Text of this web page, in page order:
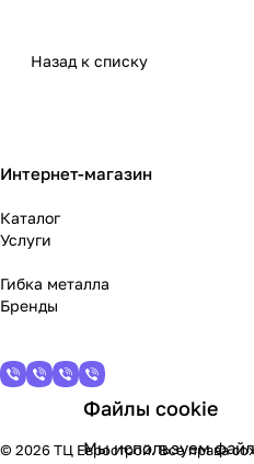
Назад к списку
Интернет-магазин
Каталог
Услуги
Гибка металла
Бренды
© 2026 ТЦ Еврострой. Все права
Файлы cookie
Мы используем